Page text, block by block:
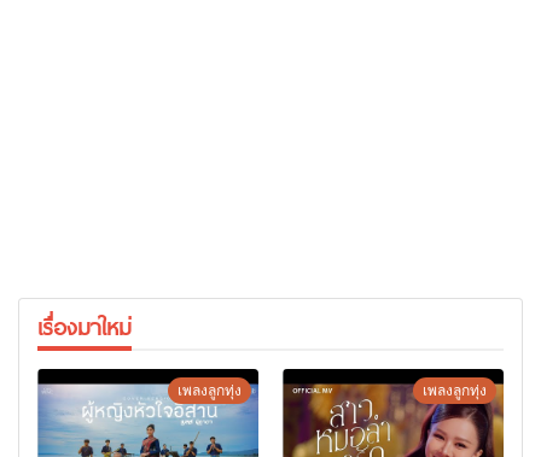
เรื่องมาใหม่
เพลงลูกทุ่ง เพลงลูกทุ่ง